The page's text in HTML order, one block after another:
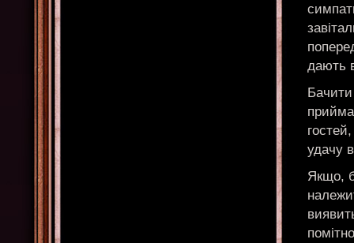
дають
удачу
Якщо,